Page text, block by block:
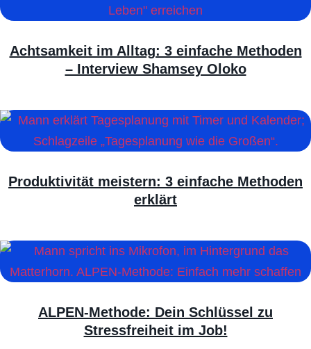
Achtsamkeit im Alltag: 3 einfache Methoden
– Interview Shamsey Oloko
Produktivität meistern: 3 einfache Methoden
erklärt
ALPEN-Methode: Dein Schlüssel zu
Stressfreiheit im Job!